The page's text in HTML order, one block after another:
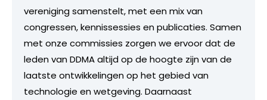
vereniging samenstelt, met een mix van
congressen, kennissessies en publicaties. Samen
met onze commissies zorgen we ervoor dat de
leden van DDMA altijd op de hoogte zijn van de
laatste ontwikkelingen op het gebied van
technologie en wetgeving. Daarnaast